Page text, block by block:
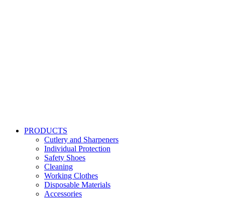
PRODUCTS
Cutlery and Sharpeners
Individual Protection
Safety Shoes
Cleaning
Working Clothes
Disposable Materials
Accessories